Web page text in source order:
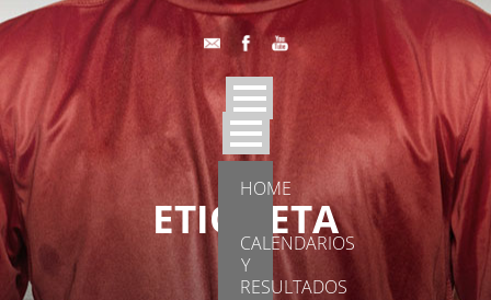
HOME
CALENDARIOS
Y
RESULTADOS
ETIQUETA
Highlight